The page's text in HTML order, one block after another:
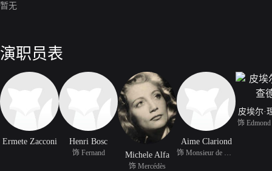
暂无
演职员表
Ermete Zacconi Henri Bosc
饰 Fernand Michele Alfa
饰 Mercédès
Aime Clariond
饰 Monsieur de Villefor
皮埃尔·
饰